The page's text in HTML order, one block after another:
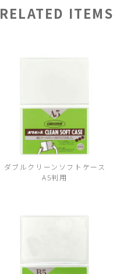
RELATED ITEMS
ダブルクリーンソフトケース
A5判用